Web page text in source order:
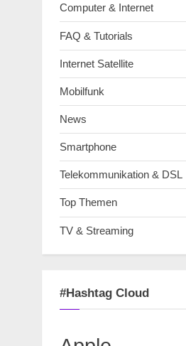
Computer & Internet
FAQ & Tutorials
Internet Satellite
Mobilfunk
News
Smartphone
Telekommunikation & DSL
Top Themen
TV & Streaming
#Hashtag Cloud